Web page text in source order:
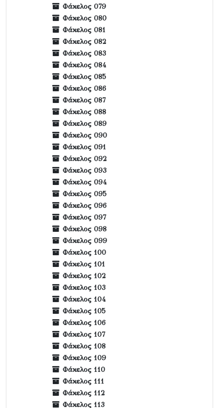
Φάκελος 079
Φάκελος 080
Φάκελος 081
Φάκελος 082
Φάκελος 083
Φάκελος 084
Φάκελος 085
Φάκελος 086
Φάκελος 087
Φάκελος 088
Φάκελος 089
Φάκελος 090
Φάκελος 091
Φάκελος 092
Φάκελος 093
Φάκελος 094
Φάκελος 095
Φάκελος 096
Φάκελος 097
Φάκελος 098
Φάκελος 099
Φάκελος 100
Φάκελος 101
Φάκελος 102
Φάκελος 103
Φάκελος 104
Φάκελος 105
Φάκελος 106
Φάκελος 107
Φάκελος 108
Φάκελος 109
Φάκελος 110
Φάκελος 111
Φάκελος 112
Φάκελος 113